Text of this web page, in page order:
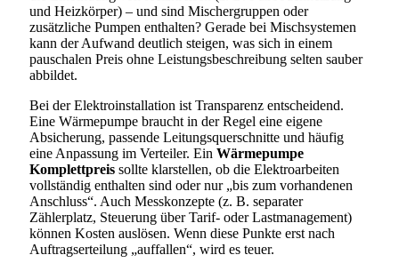
und Heizkörper) – und sind Mischergruppen oder
zusätzliche Pumpen enthalten? Gerade bei Mischsystemen
kann der Aufwand deutlich steigen, was sich in einem
pauschalen Preis ohne Leistungsbeschreibung selten sauber
abbildet.
Bei der Elektroinstallation ist Transparenz entscheidend.
Eine Wärmepumpe braucht in der Regel eine eigene
Absicherung, passende Leitungsquerschnitte und häufig
eine Anpassung im Verteiler. Ein Wärmepumpe
Komplettpreis sollte klarstellen, ob die Elektroarbeiten
vollständig enthalten sind oder nur „bis zum vorhandenen
Anschluss“. Auch Messkonzepte (z. B. separater
Zählerplatz, Steuerung über Tarif- oder Lastmanagement)
können Kosten auslösen. Wenn diese Punkte erst nach
Auftragserteilung „auffallen“, wird es teuer.